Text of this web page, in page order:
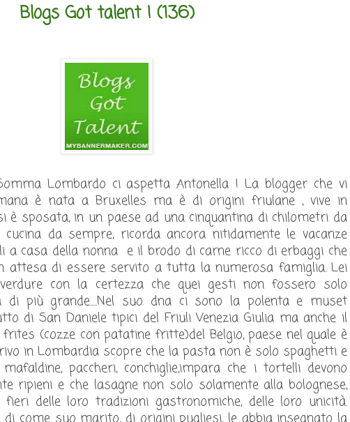
Blogs Got talent ! (136)
Lombardo ci aspetta Antonella ! La blogger che vi
è nata a Bruxelles ma è di origini friulane , vive in
è sposata, in un paese ad una cinquantina di chilometri da
cucina da sempre, ricorda ancora nitidamente le vacanze
a casa della nonna e il brodo di carne ricco di erbaggi che
attesa di essere servito a tutta la numerosa famiglia. Lei
con la certezza che quei gesti non fossero solo
di più grande.....Nel suo dna ci sono la polenta e muset
di San Daniele tipici del Friuli Venezia Giulia ma anche il
(cozze con patatine fritte)del Belgio, paese nel quale è
in Lombardia scopre che la pasta non è solo spaghetti e
paccheri, conchiglie,impara che i tortelli devono
ripieni e che lasagne non solo solamente alla bolognese,
delle loro tradizioni gastronomiche, delle loro unicità.